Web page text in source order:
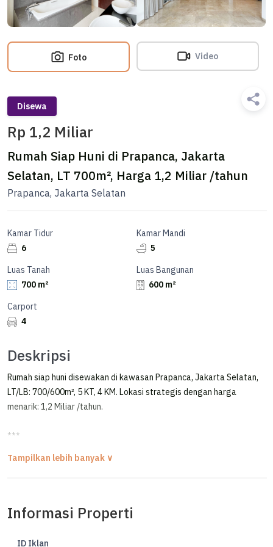
Foto Video
Disewa
Rp 1,2 Miliar
Rumah Siap Huni di Prapanca, Jakarta
Selatan, LT 700m², Harga 1,2 Miliar /tahun
Prapanca, Jakarta Selatan
Kamar Tidur
6
Kamar Mandi
5
Luas Tanah
700 m²
Luas Bangunan
600 m²
Carport
4
Deskripsi
Rumah siap huni disewakan di kawasan Prapanca, Jakarta Selatan,
LT/LB: 700/600m², 5 KT, 4 KM. Lokasi strategis dengan harga
menarik: 1,2 Miliar /tahun.
***
LOKASI STRATEGIS, SELANGKAH KE SCBD
Luas Tanah 700 m²
Informasi Properti
ID Iklan